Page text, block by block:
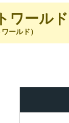
ワールド
ールド）